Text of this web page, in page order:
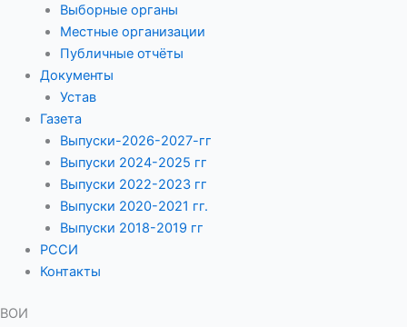
Выборные органы
Местные организации
Публичные отчёты
Документы
Устав
Газета
Выпуски-2026-2027-гг
Выпуски 2024-2025 гг
Выпуски 2022-2023 гг
Выпуски 2020-2021 гг.
Выпуски 2018-2019 гг
РССИ
Контакты
ВОИ